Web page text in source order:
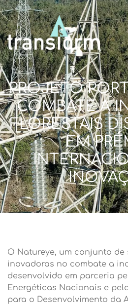
PROJETO
COMBATE A
FLORESTAIS
EM
O Natureye, um conjunto de
inovadoras no combate a
desenvolvido em parceria
Energéticas Nacionais e
para o Desenvolvimento da